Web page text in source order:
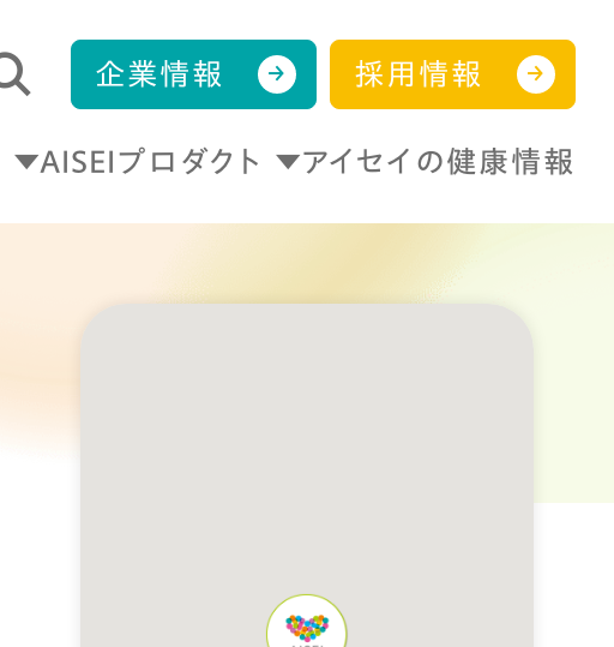
企業情報 採用情報
AISEIプロダクト アイセイの健康情報